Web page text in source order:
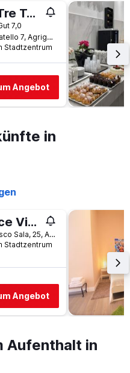
Hotel Tre Torri
7,0
Viale Cannatello 7, Agrigent, Sizilien, Italien
Stadtzentrum
Angebot
in
La Dolce Vita rooms & suite
Via Francesco Sala, 25, Agrigent, Sizilien, Italien
Stadtzentrum
Angebot
Aufenthalt in